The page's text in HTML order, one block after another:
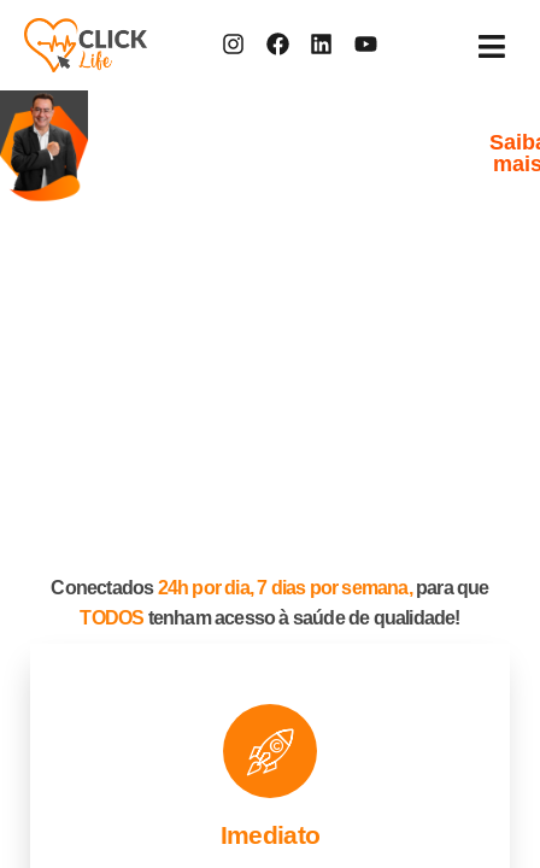
Conectados24h por dia, 7 dias por semana,para que
TODOS tenham acesso à saúde de qualidade!
Imediato